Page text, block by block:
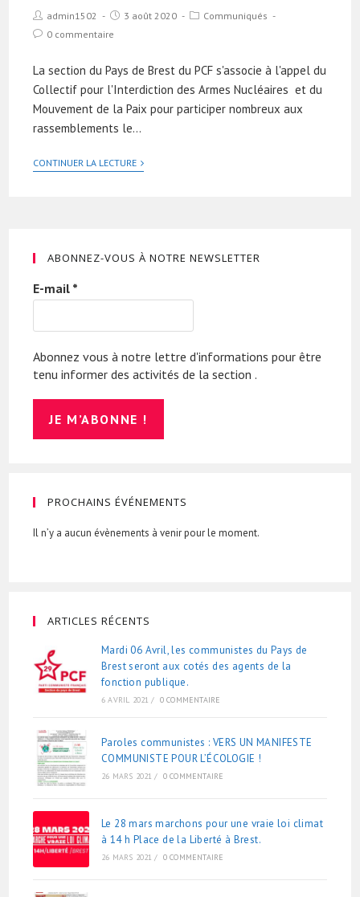
admin1502 3 août 2020
Communiqués
0 commentaire
La section du Pays de Brest du PCF s'associe à l'appel du
Collectif pour l'Interdiction des Armes Nucléaires et du
Mouvement de la Paix pour participer nombreux aux
rassemblements le…
CONTINUER LA LECTURE
ABONNEZ-VOUS À NOTRE NEWSLETTER
E-mail *
Abonnez vous à notre lettre d'informations pour être
tenu informer des activités de la section .
PROCHAINS ÉVÉNEMENTS
Il n’y a aucun évènements à venir pour le moment.
ARTICLES RÉCENTS
Mardi 06 Avril, les communistes du Pays de
Brest seront aux cotés des agents de la
fonction publique.
6 AVRIL 2021 / 0 COMMENTAIRE
Paroles communistes : VERS UN MANIFESTE
COMMUNISTE POUR L’ÉCOLOGIE !
26 MARS 2021 / 0 COMMENTAIRE
Le 28 mars marchons pour une vraie loi climat
à 14 h Place de la Liberté à Brest.
26 MARS 2021 / 0 COMMENTAIRE